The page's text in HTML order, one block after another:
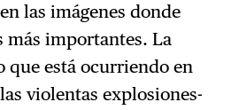
las imágenes donde
más importantes. La
que está ocurriendo en
violentas explosiones-